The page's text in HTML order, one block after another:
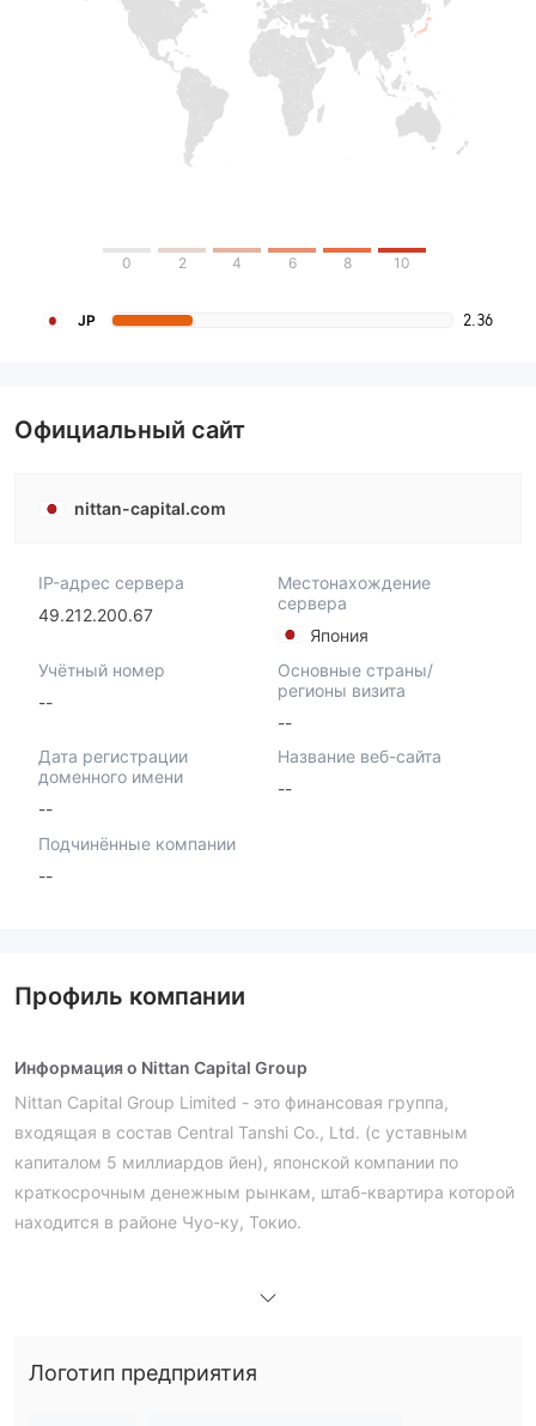
0 2 4 6 8 10
JP 2.36
Официальный сайт
nittan-capital.com
IP-адрес сервера
49.212.200.67
Местонахождение
сервера
Япония
Учётный номер
--
Основные страны/
регионы визита
--
Дата регистрации
доменного имени
--
Название веб-сайта
--
Подчинённые компании
--
Профиль компании
Информация о Nittan Capital Group
Nittan Capital Group Limited - это финансовая группа,
входящая в состав Central Tanshi Co., Ltd. (с уставным
капиталом 5 миллиардов йен), японской компании по
краткосрочным денежным рынкам, штаб-квартира которой
находится в районе Чуо-ку, Токио.
Как брокер на межбанковском рынке, Nittan Capital Group
предлагает услуги по
Логотип предприятия